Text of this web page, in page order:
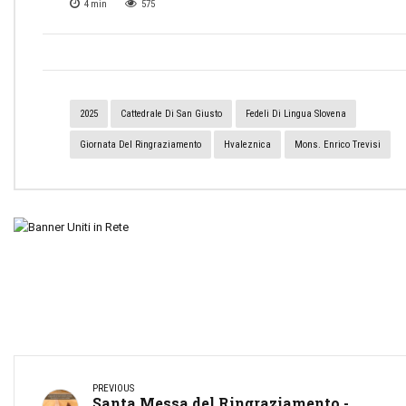
4 min 575
2025 Cattedrale Di San Giusto Fedeli Di Lingua Slovena
Giornata Del Ringraziamento Hvaleznica Mons. Enrico Trevisi
PREVIOUS